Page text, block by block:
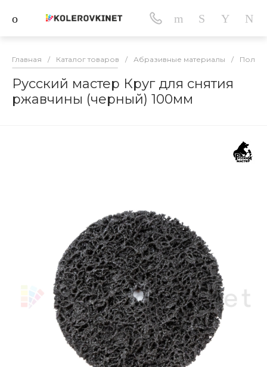
Главная / Каталог товаров / Абразивные материалы /
Русский мастер Круг для снятия
ржавчины (черный) 100мм